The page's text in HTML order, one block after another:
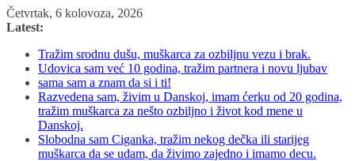
Skip
to
Četvrtak, 6 kolovoza, 2026
Latest:
Tražim srodnu dušu, muškarca za ozbiljnu vezu i brak.
Udovica sam već 10 godina, tražim partnera i novu ljubav
sama sam a znam da si i ti!
Razvedena sam, živim u Danskoj, imam ćerku od 20 godina,
tražim muškarca za nešto ozbiljno i život kod mene u
Danskoj.
Slobodna sam Ciganka, tražim nekog dečka ili starijeg
muškarca da se udam, da živimo zajedno i imamo decu.